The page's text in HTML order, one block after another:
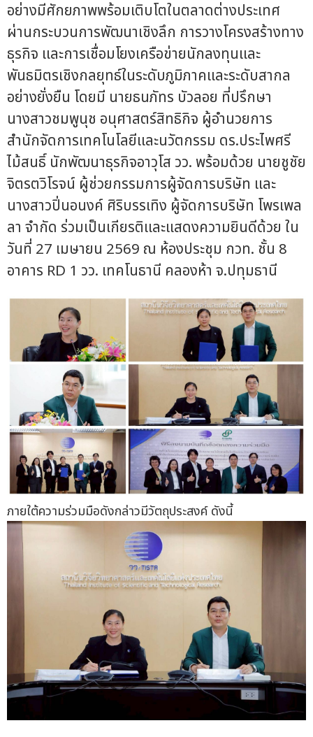
อย่างมีศักยภาพพร้อมเติบโตในตลาดต่างประเทศ
ผ่านกระบวนการพัฒนาเชิงลึก การวางโครงสร้างทาง
ธุรกิจ และการเชื่อมโยงเครือข่ายนักลงทุนและ
พันธมิตรเชิงกลยุทธ์ในระดับภูมิภาคและระดับสากล
อย่างยั่งยืน โดยมี นายธนภัทร บัวลอย ที่ปรึกษา
นางสาวชมพูนุช อนุศาสตร์สิทธิกิจ ผู้อำนวยการ
สำนักจัดการเทคโนโลยีและนวัตกรรม ดร.ประไพศรี
ไม้สนธิ์ นักพัฒนาธุรกิจอาวุโส วว. พร้อมด้วย นายชูชัย
จิตรตวิโรจน์ ผู้ช่วยกรรมการผู้จัดการบริษัท และ
นางสาวปิ่นอนงค์ ศิริบรรเทิง ผู้จัดการบริษัท โพรเพล
ลา จำกัด ร่วมเป็นเกียรติและแสดงความยินดีด้วย ใน
วันที่ 27 เมษายน 2569 ณ ห้องประชุม กวท. ชั้น 8
อาคาร RD 1 วว. เทคโนธานี คลองห้า จ.ปทุมธานี
ภายใต้ความร่วมมือดังกล่าวมีวัตถุประสงค์ ดังนี้